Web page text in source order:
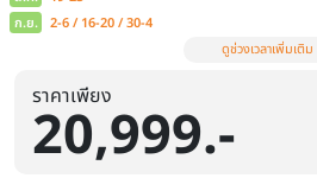
ราคาเพียง
20,999.-